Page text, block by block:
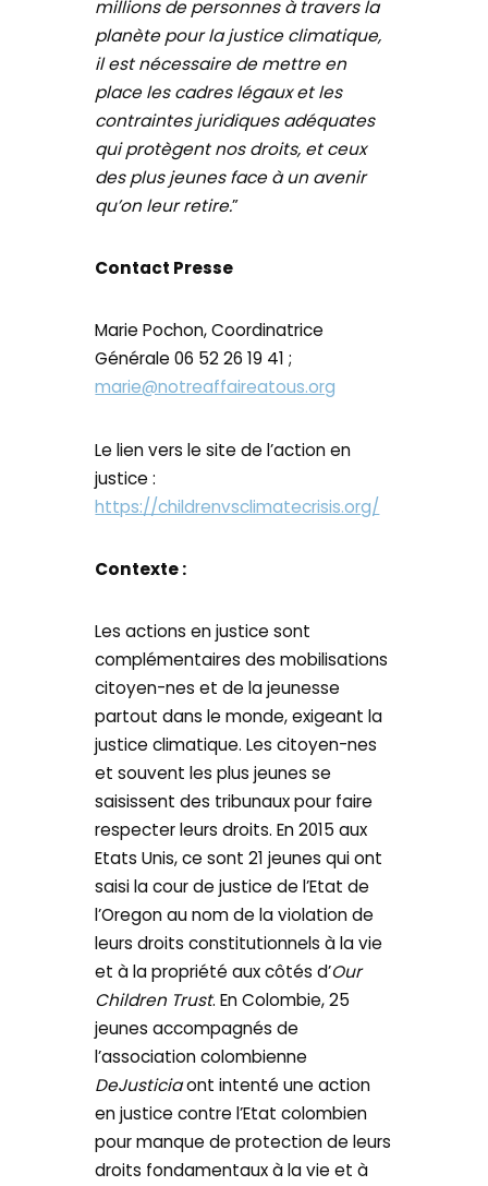
millions de personnes à travers la
planète pour la justice climatique,
il est nécessaire de mettre en
place les cadres légaux et les
contraintes juridiques adéquates
qui protègent nos droits, et ceux
des plus jeunes face à un avenir
qu’on leur retire.”
Contact Presse
Marie Pochon, Coordinatrice
Générale 06 52 26 19 41 ;
marie@notreaffaireatous.org
Le lien vers le site de l’action en
justice :
https://childrenvsclimatecrisis.org/
Contexte :
Les actions en justice sont
complémentaires des mobilisations
citoyen-nes et de la jeunesse
partout dans le monde, exigeant la
justice climatique. Les citoyen-nes
et souvent les plus jeunes se
saisissent des tribunaux pour faire
respecter leurs droits. En 2015 aux
Etats Unis, ce sont 21 jeunes qui ont
saisi la cour de justice de l’Etat de
l’Oregon au nom de la violation de
leurs droits constitutionnels à la vie
et à la propriété aux côtés d’Our
Children Trust. En Colombie, 25
jeunes accompagnés de
l’association colombienne
DeJusticiaont intenté une action
en justice contre l’Etat colombien
pour manque de protection de leurs
droits fondamentaux à la vie et à